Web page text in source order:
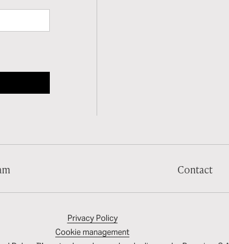
Contact
Privacy Policy
Cookie management